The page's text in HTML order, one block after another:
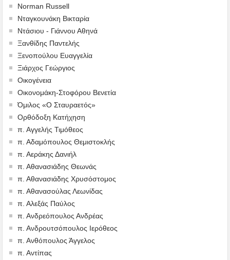
Norman Russell
Νταγκουνάκη Βικταρία
Ντάσιου - Γιάννου Αθηνά
Ξανθίδης Παντελής
Ξενοπούλου Ευαγγελία
Ξιάρχος Γεώργιος
Οικογένεια
Οικονομάκη-Στοφόρου Βενετία
Όμιλος «Ο Σταυραετός»
Ορθόδοξη Κατήχηση
π. Αγγελής Τιμόθεος
π. Αδαμόπουλος Θεμιστοκλής
π. Αεράκης Δανιήλ
π. Αθανασιάδης Θεωνάς
π. Αθανασιάδης Χρυσόστομος
π. Αθανασούλας Λεωνίδας
π. Αλεξάς Παύλος
π. Ανδρεόπουλος Ανδρέας
π. Ανδρουτσόπουλος Ιερόθεος
π. Ανθόπουλος Άγγελος
π. Αντίπας